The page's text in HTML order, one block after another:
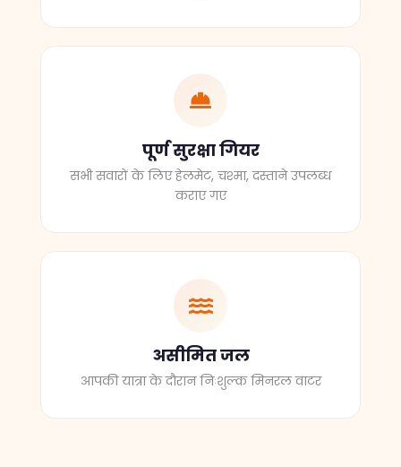
पूर्ण सुरक्षा गियर
सभी सवारों के लिए हेलमेट, चश्मा, दस्ताने उपलब्ध
कराए गए
असीमित जल
आपकी यात्रा के दौरान निःशुल्क मिनरल वाटर